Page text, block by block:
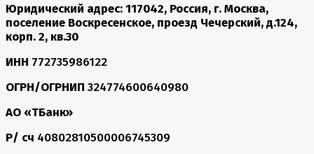
Юридический адрес: 117042, Россия, г. Москва,
поселение Воскресенское, проезд Чечерский, д.124,
корп. 2, кв.30
ИНН 772735986122
ОГРН/ОГРНИП 324774600640980
АО «ТБанк»
Р/ сч 40802810500006745309